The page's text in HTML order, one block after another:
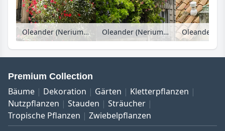
Oleander (Nerium oleander), Avignon, Provence, Frankreich Oleander (Nerium oleander), Avignon, Provence, Frankreich
Premium Collection
Bäume Dekoration Gärten
Kletterpflanzen
Nutzpflanzen
Stauden
Sträucher
Tropische Pflanzen
Zwiebelpflanzen